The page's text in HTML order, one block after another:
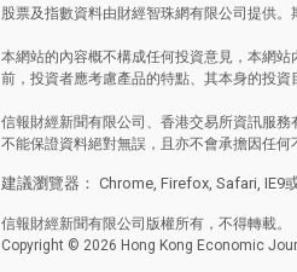
股票及指數資料由財經智珠網有限公司提供
本網站的內容概不構成任何投資意見，本網
前，投資者應考慮產品的特點、其本身的投
信報財經新聞有限公司、香港交易所資訊服
不能保證資料絕對無誤，且亦不會承擔因任何
建議瀏覽器： Chrome, Firefox, Safari, IE9
信報財經新聞有限公司版權所有，不得轉載。
Copyright © 2026 Hong Kong Economic